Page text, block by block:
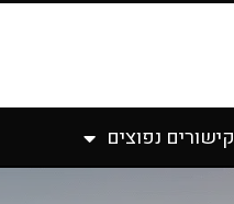
קישורים נפוצים